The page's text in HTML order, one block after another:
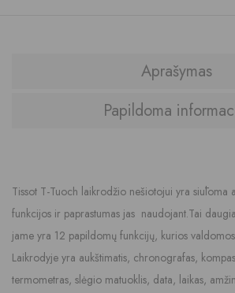
Aprašymas
Papildoma
Tissot T-Tuoch laikrodžio nešiotojui yra siūloma
funkcijos ir paprastumas jas naudojant.Tai
jame yra 12 papildomų funkcijų, kurios
Laikrodyje yra aukštimatis, chronografas,
termometras, slėgio matuoklis, data, laikas,